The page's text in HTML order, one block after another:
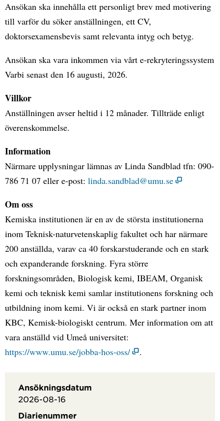
Ansökan ska innehålla ett personligt brev med motivering
till varför du söker anställningen, ett CV,
doktorsexamensbevis samt relevanta intyg och betyg.
Ansökan ska vara inkommen via vårt e-rekryteringssystem
Varbi senast den 16 augusti, 2026.
Villkor
Anställningen avser heltid i 12 månader. Tillträde enligt
överenskommelse.
Information
Närmare upplysningar lämnas av Linda Sandblad tfn: 090-
786 71 07 eller e-post: linda.sandblad@umu.se
Om oss
Kemiska institutionen är en av de största institutionerna
inom Teknisk-naturvetenskaplig fakultet och har närmare
200 anställda, varav ca 40 forskarstuderande och en stark
och expanderande forskning. Fyra större
forskningsområden, Biologisk kemi, IBEAM, Organisk
kemi och teknisk kemi samlar institutionens forskning och
utbildning inom kemi. Vi är också en stark partner inom
KBC, Kemisk-biologiskt centrum. Mer information om att
vara anställd vid Umeå universitet:
https://www.umu.se/jobba-hos-oss/
.
Faktaruta
Ansökningsdatum
2026-08-16
Diarienummer